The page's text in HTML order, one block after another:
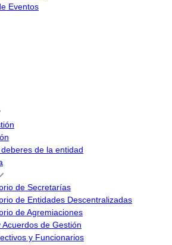
Eventos
de la entidad
de Secretarías
de Entidades Descentralizadas
de Agremiaciones
Acuerdos de Gestión
y Funcionarios